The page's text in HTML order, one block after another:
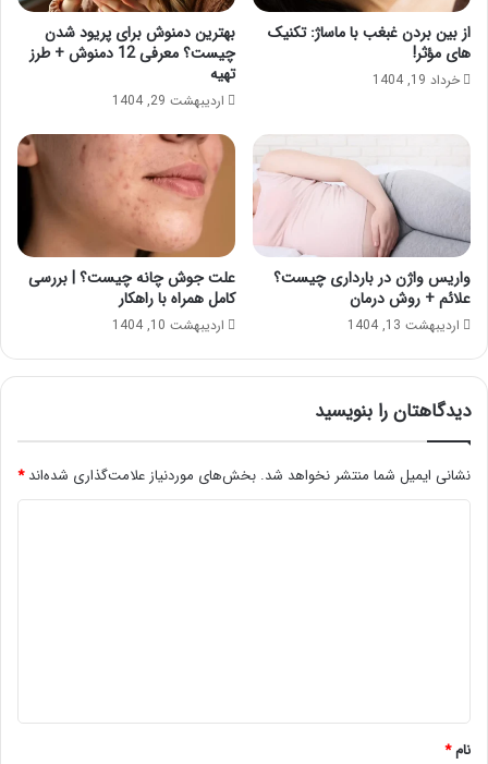
از بین بردن غبغب با ماساژ: تکنیک
های مؤثر!
خرداد 19, 1404
بهترین دمنوش برای پریود شدن
چیست؟ معرفی 12 دمنوش + طرز
تهیه
اردیبهشت 29, 1404
واریس واژن در بارداری چیست؟
علائم + روش درمان
اردیبهشت 13, 1404
علت جوش چانه چیست؟ | بررسی
کامل همراه با راهکار
اردیبهشت 10, 1404
دیدگاهتان را بنویسید
نشانی ایمیل شما منتشر نخواهد شد. بخش‌های موردنیاز علامت‌گذاری شده‌اند*
نام*